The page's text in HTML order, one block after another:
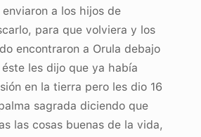
a los hijos de
para que volviera y los
encontraron a Orula debajo
les dijo que ya había
en la tierra pero les dio 16
sagrada diciendo que
las cosas buenas de la vida,